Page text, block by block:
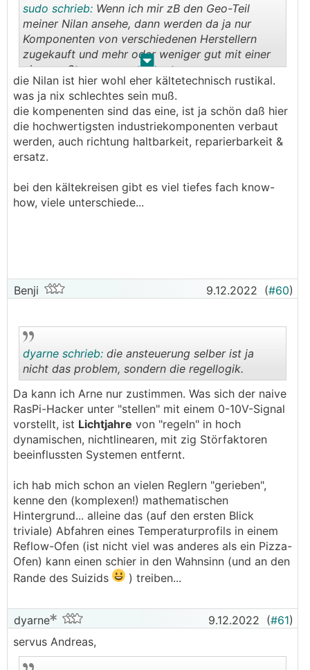
. .
sudo schrieb: Wenn ich mir zB den Geo-Teil
meiner Nilan ansehe, dann werden da ja nur
Komponenten von verschiedenen Herstellern
zugekauft und mehr oder weniger gut mit einer
eigenen Steuerung gesteuert.
Sollte es demnach nicht relativ "einfach" seine
eine eigeneWPzu bauen?
die Nilan ist hier wohl eher kältetechnisch rustikal.
was ja nix schlechtes sein muß.
die kompenenten sind das eine, ist ja schön daß hier
die hochwertigsten industriekomponenten verbaut
werden, auch richtung haltbarkeit, reparierbarkeit &
ersatz.
bei den kältekreisen gibt es viel tiefes fach know-
how, viele unterschiede...
Benji 9.12.2022 (#60)
..
dyarne schrieb: die ansteuerung selber ist ja
nicht das problem, sondern die regellogik.
Da kann ich Arne nur zustimmen. Was sich der naive
RasPi-Hacker unter "stellen" mit einem 0-10V-Signal
vorstellt, ist Lichtjahre von "regeln" in hoch
dynamischen, nichtlinearen, mit zig Störfaktoren
beeinflussten Systemen entfernt.
ich hab mich schon an vielen Reglern "gerieben",
kenne den (komplexen!) mathematischen
Hintergrund... alleine das (auf den ersten Blick
triviale) Abfahren eines Temperaturprofils in einem
Reflow-Ofen (ist nicht viel was anderes als ein Pizza-
Ofen) kann einen schier in den Wahnsinn (und an den
Rande des Suizids
) treiben...
dyarne 9.12.2022 (#61)
servus Andreas,